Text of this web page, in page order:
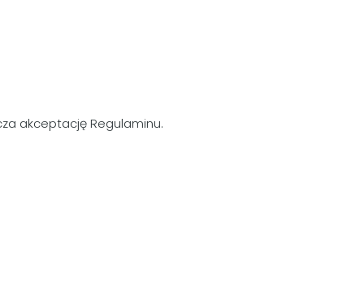
akceptację Regulaminu.